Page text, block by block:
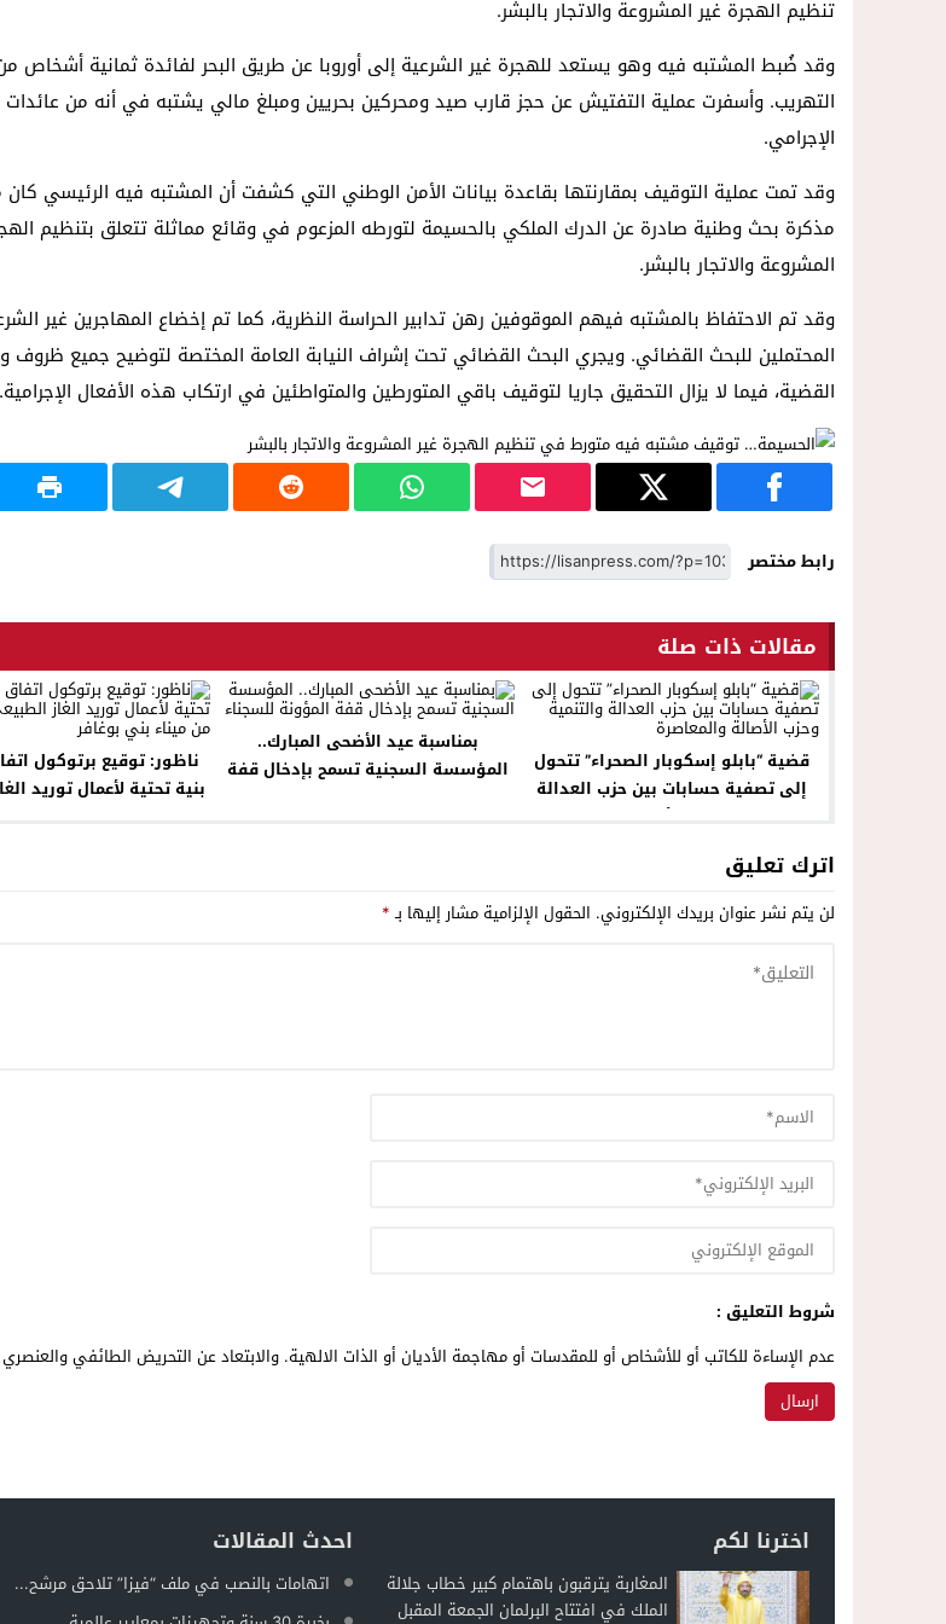
14:57 داخل المحكمة..زوجة تمزق أوراق الطلاق وتحتضن زوجها في لحظة أعادت الأملتنظيم الهجرة غير المشروعة والاتجار بالبشر.
وقد ضُبط المشتبه فيه وهو يستعد للهجرة غير الشرعية إلى أوروبا عن طريق البحر لفائدة ثمانية أشخاص
التهريب. وأسفرت عملية التفتيش عن حجز قارب صيد ومحركين بحريين ومبلغ مالي يشتبه في أنه من
الإجرامي.
وقد تمت عملية التوقيف بمقارنتها بقاعدة بيانات الأمن الوطني التي كشفت أن المشتبه فيه الرئيسي
مذكرة بحث وطنية صادرة عن الدرك الملكي بالحسيمة لتورطه المزعوم في وقائع مماثلة تتعلق بتنظيم
المشروعة والاتجار بالبشر.
وقد تم الاحتفاظ بالمشتبه فيهم الموقوفين رهن تدابير الحراسة النظرية، كما تم إخضاع المهاجرين غير
المحتملين للبحث القضائي. ويجري البحث القضائي تحت إشراف النيابة العامة المختصة لتوضيح جميع ظروف
القضية، فيما لا يزال التحقيق جاريا لتوقيف باقي المتورطين والمتواطئين في ارتكاب هذه الأفعال الإجرامية.
رابط مختصر
مقالات ذات صلة
قضية “بابلو إسكوبار الصحراء” تتحول
إلى تصفية حسابات بين حزب العدالة
والتنمية وحزب الأصالة والمعاصرة
بمناسبة عيد الأضحى المبارك..
المؤسسة السجنية تسمح بإدخال قفة
ناظور: توقيع برتوكول
بنية تحتية لأعمال توريد
اترك تعليق
لن يتم نشر عنوان بريدك الإلكتروني. الحقول الإلزامية مشار إليها بـ*
شروط التعليق :
عدم الإساءة للكاتب أو للأشخاص أو للمقدسات أو مهاجمة الأديان أو الذات الالهية. والابتعاد عن التحريض الطائفي
اخترنا لكم
المغاربة يترقبون باهتمام كبير خطاب جلالة
الملك في افتتاح البرلمان الجمعة المقبل
احدث المقالات
اتهامات بالنصب في ملف “فيزا” تلاحق مرشح...